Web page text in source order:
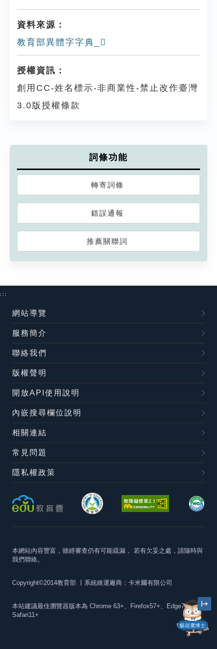
資料來源：
教育部異體字字典_𠃳
授權資訊：
創用CC-姓名標示-非商業性-禁止改作臺灣
3.0版授權條款
詞條功能
轉寄詞條
錯誤通報
推薦關聯詞
貓頭鷹博士
:::
網站導覽
服務簡介
聯絡我們
版權聲明
開放API使用說明
內嵌搜尋欄位說明
相關連結
常見問題
隱私權政策
本網站內容豐富，雖經審查仍有可能疏漏， 若有欠妥之處，請隨時與
我們聯絡。
Copyright©2014教育部 丨系統維運廠商：卡米爾有限公司
本站建議最佳瀏覽器版本為 Chrome 63+、Firefox57+、Edge79+及
Safari11+